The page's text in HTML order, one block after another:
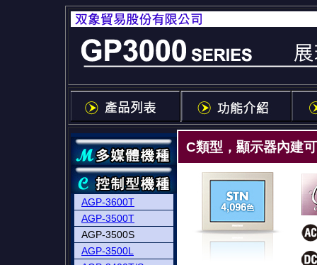
AGP-3600T
AGP-3500T
AGP-3500S
AGP-3500L
C類型，顯示器內建